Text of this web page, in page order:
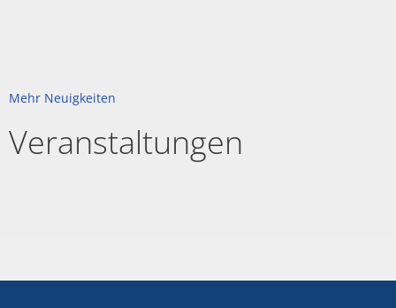
Mehr Neuigkeiten
Veranstaltungen